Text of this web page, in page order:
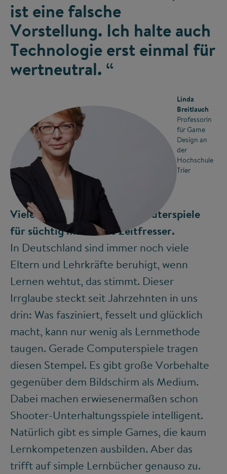
ist eine falsche
Vorstellung. Ich halte auch
Technologie erst einmal für
wertneutral. “
©
Linda
Breitlauch
Professorin
für Game
Design an
der
Hochschule
Trier
Viele Menschen halten Computerspiele
für süchtig machende Zeitfresser.
In Deutschland sind immer noch viele
Eltern und Lehrkräfte beruhigt, wenn
Lernen wehtut, das stimmt. Dieser
Irrglaube steckt seit Jahrzehnten in uns
drin: Was fasziniert, fesselt und glücklich
macht, kann nur wenig als Lernmethode
taugen. Gerade Computerspiele tragen
diesen Stempel. Es gibt große Vorbehalte
gegenüber dem Bildschirm als Medium.
Dabei machen erwiesenermaßen schon
Shooter-Unterhaltungsspiele intelligent.
Natürlich gibt es simple Games, die kaum
Lernkompetenzen ausbilden. Aber das
trifft auf simple Lernbücher genauso zu.